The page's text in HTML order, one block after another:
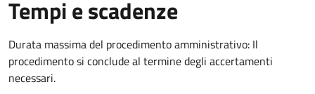
Tempi e scadenze
Durata massima del procedimento amministrativo: Il
procedimento si conclude al termine degli accertamenti
necessari.